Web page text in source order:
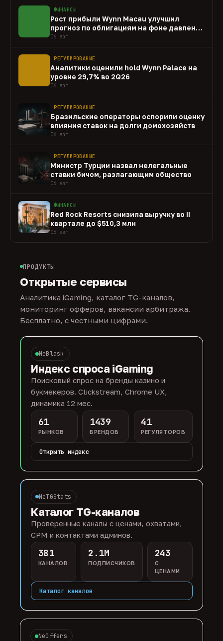
ФИНАНСЫ
Рост прибыли Wynn Macau улучшил
прогноз по облигациям на фоне давления
capex
06 авг
РЕГУЛИРОВАНИЕ
Аналитики оценили hold Wynn Palace на
уровне 29,7% во 2Q26
06 авг
РЕГУЛИРОВАНИЕ
Бразильские операторы оспорили оценку
влияния ставок на долги домохозяйств
06 авг
РЕГУЛИРОВАНИЕ
Министр Турции назвал нелегальные
ставки бичом, разлагающим общество
06 авг
ФИНАНСЫ
Red Rock Resorts снизила выручку во II
квартале до $510,3 млн
06 авг
ПРОДУКТЫ
Открытые сервисы
Аналитика iGaming, каталог TG-каналов,
мониторинг офферов, вакансии арбитража.
Бесплатно, с честными цифрами.
NeBlask
Индекс спроса iGaming
Поисковый спрос на бренды казино и
букмекеров. Clickstream, Chrome UX,
динамика 12 мес.
61
РЫНКОВ
1439
БРЕНДОВ
41
РЕГУЛЯТОРОВ
Открыть индекс
NeTGStats
Каталог TG-каналов
Проверенные каналы с ценами, охватами,
CPM и контактами админов.
381
КАНАЛОВ
2.1M
ПОДПИСЧИКОВ
243
С
ЦЕНАМИ
Каталог каналов
NeOffers